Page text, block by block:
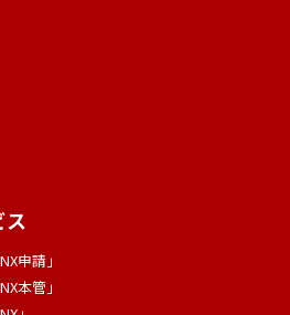
ス
申請」
本管」